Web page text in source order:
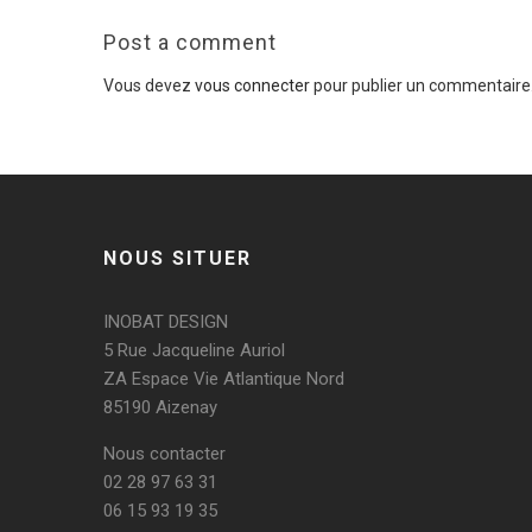
Post a comment
Vous devezvous connecterpour publier un
NOUS SITUER
INOBAT DESIGN
5 Rue Jacqueline Auriol
ZA Espace Vie Atlantique Nord
85190 Aizenay
Nous contacter
02 28 97 63 31
06 15 93 19 35